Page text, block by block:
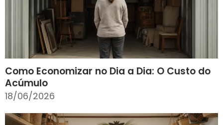
Como Economizar no Dia a Dia: O Custo do
Acúmulo
18/06/2026